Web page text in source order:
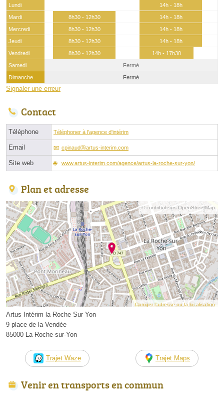
Lundi
14h - 18h
Mardi
8h30 - 12h30
14h - 18h
Mercredi
8h30 - 12h30
14h - 18h
Jeudi
8h30 - 12h30
14h - 18h
Vendredi
8h30 - 12h30
14h - 17h30
Samedi
Fermé
Dimanche
Fermé
Signaler une erreur
Contact
Téléphone Téléphoner à l'agence d'intérim
Email cpinaudⓐartus-interim.com
Site web www.artus-interim.com/agence/artus-la-roche-sur-yon/
Plan et adresse
© contributeurs OpenStreetMap
Corriger l’adresse ou la localisation
Artus Intérim la Roche Sur Yon
9 place de la Vendée
85000 La Roche-sur-Yon
Trajet Waze Trajet Maps
Venir en transports en commun